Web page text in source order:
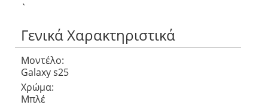
`
Γενικά Χαρακτηριστικά
Μοντέλο:
Galaxy s25
Χρώμα:
Μπλέ